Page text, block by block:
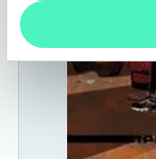
ulteriori informazioni: